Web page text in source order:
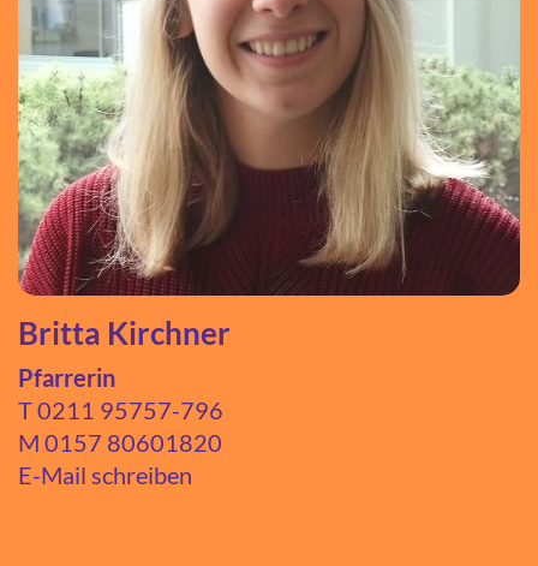
Britta Kirchner
Pfarrerin
T0211 95757-796
M 0157 80601820
E-Mail schreiben